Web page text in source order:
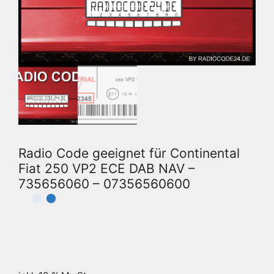
Radio Code geeignet für Continental
Fiat 250 VP2 ECE DAB NAV –
735656060 – 07356560600